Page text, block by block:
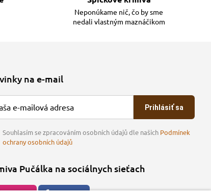
Neponúkame nič, čo by sme
nedali vlastným maznáčikom
na e-mail
Prihlásiť sa
Souhlasím se zpracováním osobních údajů dle našich Podmínek
ochrany osobních údajů
Pučálka na sociálnych sieťach